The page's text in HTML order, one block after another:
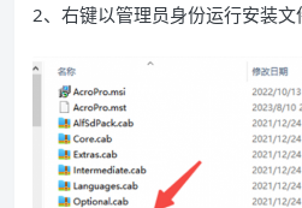
2、右键以管理员身份运行安装文